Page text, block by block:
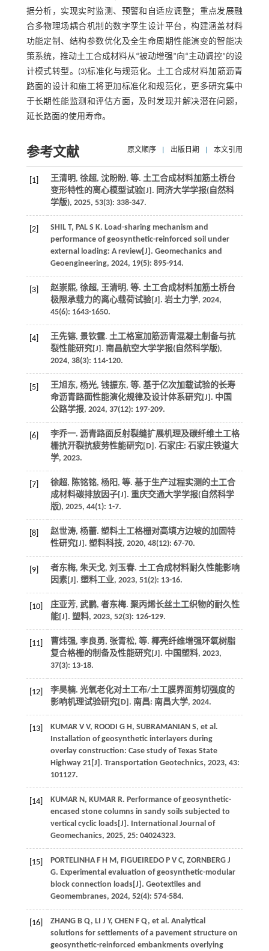
据分析，实现实时监测、预警和自适应调整；重点发展融
合多物理场耦合机制的数字孪生设计平台，构建涵盖材料
功能定制、结构参数优化及全生命周期性能演变的智能决
策系统，推动土工合成材料从“被动增强”向“主动调控”的设
计模式转型。(3)标准化与规范化。土工合成材料加筋沥青
路面的设计和施工将更加标准化和规范化，更多研究集中
于长期性能监测和评估方面，及时发现并解决潜在问题，
延长路面的使用寿命。
参考文献 原文顺序 出版日期 本文引用
[1] 王清明, 徐超, 沈盼盼, 等. 土工合成材料加筋土桥台
变形特性的离心模型试验[J]. 同济大学学报(自然科
学版), 2025, 53(3): 338-347.
[2] SHIL T, PAL S K. Load-sharing mechanism and
performance of geosynthetic-reinforced soil under
external loading: A review[J]. Geomechanics and
Geoengineering, 2024, 19(5): 895-914.
[3] 赵崇熙, 徐超, 王清明, 等. 土工合成材料加筋土桥台
极限承载力的离心载荷试验[J]. 岩土力学, 2024,
45(6): 1643-1650.
[4]
王先镕, 景钦霆. 土工格室加筋沥青混凝土制备与抗
裂性能研究[J]. 南昌航空大学学报(自然科学版),
2024, 38(3): 114-120.
[5] 王旭东, 杨光, 钱振东, 等. 基于亿次加载试验的长寿
命沥青路面性能演化规律及设计体系研究[J]. 中国
公路学报, 2024, 37(12): 197-209.
[6]
李乔一. 沥青路面反射裂缝扩展机理及碳纤维土工格
栅抗开裂抗疲劳性能研究[D]. 石家庄: 石家庄铁道大
学, 2023.
[7] 徐超, 陈铭铭, 杨阳, 等. 基于生产过程实测的土工合
成材料碳排放因子[J]. 重庆交通大学学报(自然科学
版), 2025, 44(1): 1-7.
[8]
赵世涛, 杨蕾. 塑料土工格栅对高填方边坡的加固特
性研究[J]. 塑料科技, 2020, 48(12): 67-70.
[9]
者东梅, 朱天戈, 刘玉春. 土工合成材料耐久性能影响
因素[J]. 塑料工业, 2023, 51(2): 13-16.
[10]
庄亚芳, 武鹏, 者东梅. 聚丙烯长丝土工织物的耐久性
能[J]. 塑料, 2023, 52(3): 126-129.
[11] 曹炜强, 李良勇, 张青松, 等. 椰壳纤维增强环氧树脂
复合格栅的制备及性能研究[J]. 中国塑料, 2023,
37(3): 13-18.
[12]
李昊楠. 光氧老化对土工布/土工膜界面剪切强度的
影响机理试验研究[D]. 南昌: 南昌大学, 2024.
[13] KUMAR V V, ROODI G H, SUBRAMANIAN S, et al.
Installation of geosynthetic interlayers during
overlay construction: Case study of Texas State
Highway 21[J]. Transportation Geotechnics, 2023, 43:
101127.
[14] KUMAR N, KUMAR R. Performance of geosynthetic-
encased stone columns in sandy soils subjected to
vertical cyclic loads[J]. International Journal of
Geomechanics, 2025, 25: 04024323.
[15] PORTELINHA F H M, FIGUEIREDO P V C, ZORNBERG J
G. Experimental evaluation of geosynthetic-modular
block connection loads[J]. Geotextiles and
Geomembranes, 2024, 52(4): 574-584.
[16] ZHANG B Q, LI J Y, CHEN F Q, et al. Analytical
solutions for settlements of a pavement structure on
geosynthetic-reinforced embankments overlying